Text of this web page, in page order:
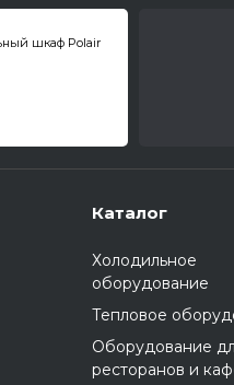
шкаф Polair
Каталог
Холодильное
оборудование
Тепловое
Оборудование
ресторанов и